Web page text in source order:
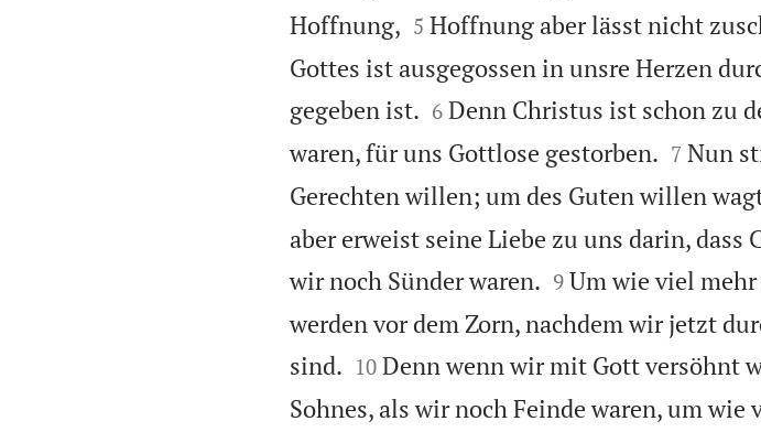
Hoffnung,
5 Hoffnung aber lässt nicht
Gottes ist ausgegossen in unsre Herzen
gegeben ist.
6 Denn Christus ist schon zu
waren, für uns Gottlose gestorben.
7 Nun
Gerechten willen; um des Guten willen
aber erweist seine Liebe zu uns darin,
wir noch Sünder waren.
9 Um wie viel
werden vor dem Zorn, nachdem wir jetzt
sind.
10 Denn wenn wir mit Gott versöhnt
Sohnes, als wir noch Feinde waren, um